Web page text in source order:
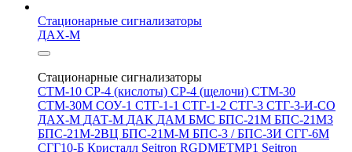
Стационарные сигнализаторы
ДАХ-М
Стационарные сигнализаторы
СТМ-10 СР-4 (кислоты) СР-4 (щелочи) СТМ-30
СТМ-30М СОУ-1 СТГ-1-1 СТГ-1-2 СТГ-3 СТГ-3-И-CO
ДАХ-М ДАТ-М ДАК ДАМ БМС БПС-21М БПС-21М3
БПС-21М-2ВЦ БПС-21М-М БПС-3 / БПС-3И СГГ-6М
СГГ10-Б Кристалл Seitron RGDMETMP1 Seitron